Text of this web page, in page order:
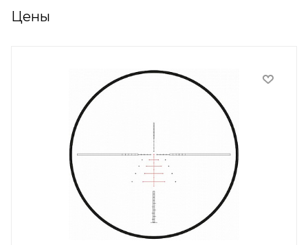
Цены